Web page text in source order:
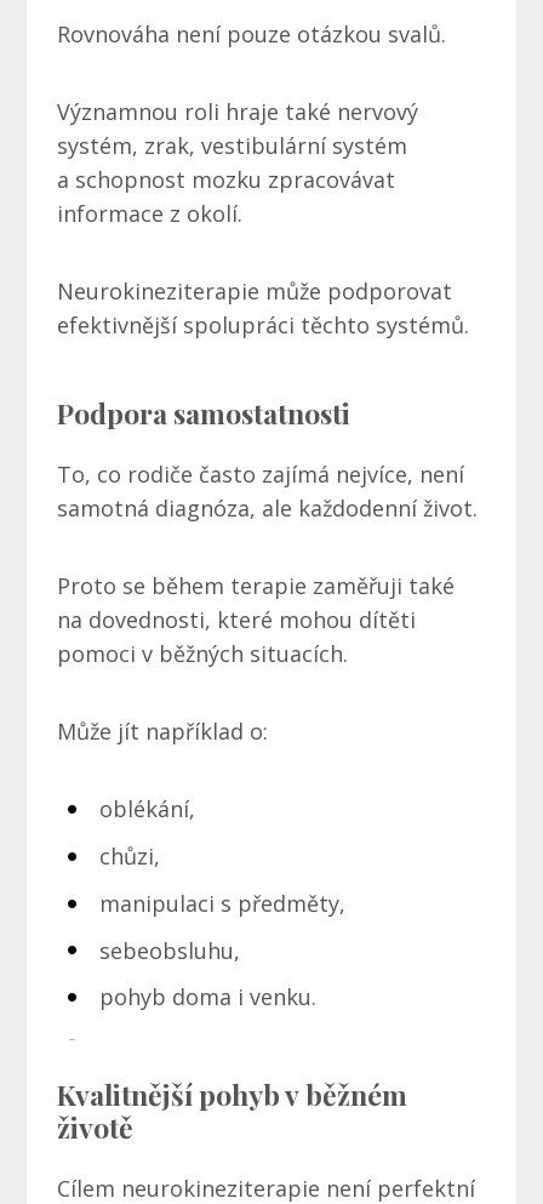
Rovnováha není pouze otázkou svalů.
Významnou roli hraje také nervový
systém, zrak, vestibulární systém
a schopnost mozku zpracovávat
informace z okolí.
Neurokineziterapie může podporovat
efektivnější spolupráci těchto systémů.
Podpora samostatnosti
To, co rodiče často zajímá nejvíce, není
samotná diagnóza, ale každodenní život.
Proto se během terapie zaměřuji také
na dovednosti, které mohou dítěti
pomoci v běžných situacích.
Může jít například o:
oblékání,
chůzi,
manipulaci s předměty,
sebeobsluhu,
pohyb doma i venku.
Kvalitnější pohyb v běžném
životě
Cílem neurokineziterapie není perfektní